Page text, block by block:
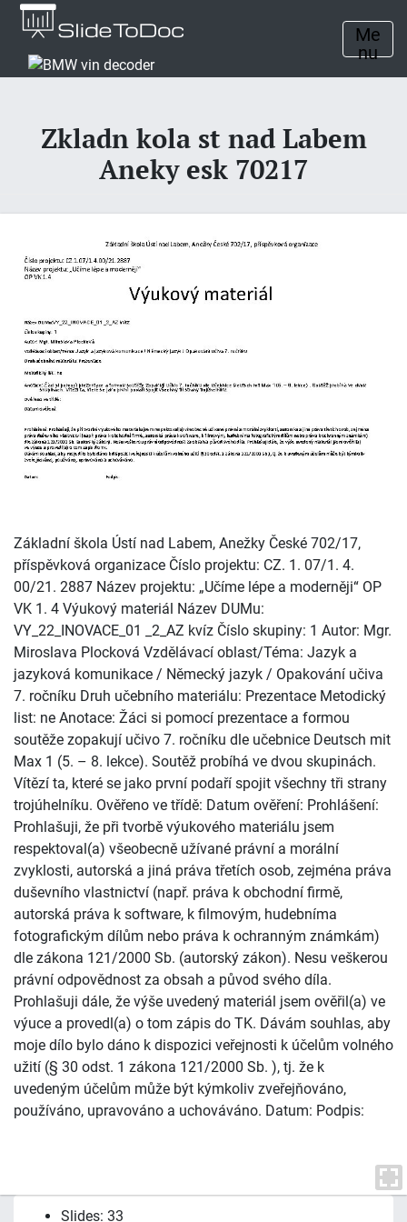
Me
nu
Zkladn kola st nad Labem
Aneky esk 70217
Základní škola Ústí nad Labem, Anežky České 702/17,
příspěvková organizace Číslo projektu: CZ. 1. 07/1. 4.
00/21. 2887 Název projektu: „Učíme lépe a moderněji“ OP
VK 1. 4 Výukový materiál Název DUMu:
VY_22_INOVACE_01 _2_AZ kvíz Číslo skupiny: 1 Autor: Mgr.
Miroslava Plocková Vzdělávací oblast/Téma: Jazyk a
jazyková komunikace / Německý jazyk / Opakování učiva
7. ročníku Druh učebního materiálu: Prezentace Metodický
list: ne Anotace: Žáci si pomocí prezentace a formou
soutěže zopakují učivo 7. ročníku dle učebnice Deutsch mit
Max 1 (5. – 8. lekce). Soutěž probíhá ve dvou skupinách.
Vítězí ta, které se jako první podaří spojit všechny tři strany
trojúhelníku. Ověřeno ve třídě: Datum ověření: Prohlášení:
Prohlašuji, že při tvorbě výukového materiálu jsem
respektoval(a) všeobecně užívané právní a morální
zvyklosti, autorská a jiná práva třetích osob, zejména práva
duševního vlastnictví (např. práva k obchodní firmě,
autorská práva k software, k filmovým, hudebníma
fotografickým dílům nebo práva k ochranným známkám)
dle zákona 121/2000 Sb. (autorský zákon). Nesu veškerou
právní odpovědnost za obsah a původ svého díla.
Prohlašuji dále, že výše uvedený materiál jsem ověřil(a) ve
výuce a provedl(a) o tom zápis do TK. Dávám souhlas, aby
moje dílo bylo dáno k dispozici veřejnosti k účelům volného
užití (§ 30 odst. 1 zákona 121/2000 Sb. ), tj. že k
uvedeným účelům může být kýmkoliv zveřejňováno,
používáno, upravováno a uchováváno. Datum: Podpis:
Slides: 33